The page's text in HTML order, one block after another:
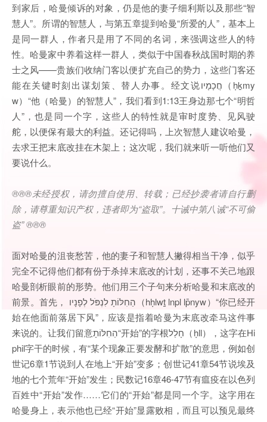
到家后，哈曼倾诉的对象，仍是他的妻子细利斯以及那些“智
慧人”。所谓的智慧人，与第五章提到哈曼“所爱的人”，基本上
是同一群人，作者只是用了不同的名词，来强调这些人的特
性。哈曼家中养着这样一群人，类似于中国春秋战国时期的养
士之风——贵族们收纳门客以便扩充自己的势力，这些门客还
能在关键时刻出谋划策、替人办事。经文说חֲכָמָיו（ḥḵmy
w）“他（哈曼）的智慧人”，我们看到1:13王身边那七个“明哲
人”，也是同一个字，这些人的特性就是审时度势、见风驶
舵，以便保有最大的利益。还记得吗，上次智慧人建议哈曼，
去求王把末底改挂在木架上；这次呢，我们就来听一听他们又
要说什么。
®®®未经授权，请勿擅自使用、转载；已经抄袭者请自行删
除，请尊重知识产权，违者即为“盗取”。十诫中第八诫“不可偷
盗” ®®®
面对哈曼的沮丧愁苦，他的妻子和智慧人撇得相当干净，似乎
完全不记得他们都有份于杀掉末底改的计划，还事不关己地跟
哈曼剖析眼前的形势。他们用三个子句来分析哈曼和末底改的
前景。首先， הַחִלּוֹתָ לִנְפֹּל לְפָנָיו（hḥlwṯ lnpl lp̄nyw）“你已经开
始在他面前落居下风”，应该是指着哈曼为末底改牵马这件事
来说的。让我们留意הַחִלּוֹתָ“开始”的字根חָלַל（ḥll），这字在Hi
phil字干的时候，有“某个现象正要发酵和扩散”的意思，例如创
世记6章1节说到人在地上“开始”变多；创世记41章54节说埃及
地的七个荒年“开始”发生；民数记16章46-47节有瘟疫在以色列
百姓中“开始”发作……它们的“开始”都是同一个字。这字用在
哈曼身上，表示他也已经“开始”显露败相，而且可以预见最终